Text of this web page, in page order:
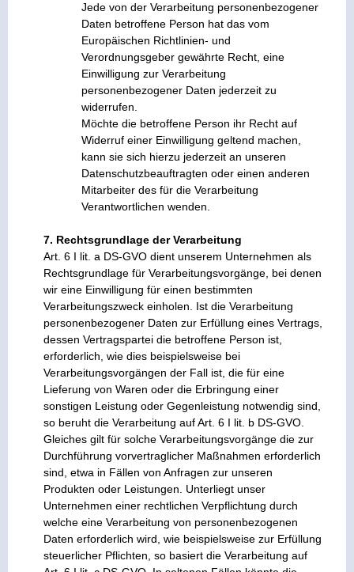
Jede von der Verarbeitung personenbezogener
Daten betroffene Person hat das vom
Europäischen Richtlinien- und
Verordnungsgeber gewährte Recht, eine
Einwilligung zur Verarbeitung
personenbezogener Daten jederzeit zu
widerrufen.
Möchte die betroffene Person ihr Recht auf
Widerruf einer Einwilligung geltend machen,
kann sie sich hierzu jederzeit an unseren
Datenschutzbeauftragten oder einen anderen
Mitarbeiter des für die Verarbeitung
Verantwortlichen wenden.
7. Rechtsgrundlage der Verarbeitung
Art. 6 I lit. a DS-GVO dient unserem Unternehmen als
Rechtsgrundlage für Verarbeitungsvorgänge, bei denen
wir eine Einwilligung für einen bestimmten
Verarbeitungszweck einholen. Ist die Verarbeitung
personenbezogener Daten zur Erfüllung eines Vertrags,
dessen Vertragspartei die betroffene Person ist,
erforderlich, wie dies beispielsweise bei
Verarbeitungsvorgängen der Fall ist, die für eine
Lieferung von Waren oder die Erbringung einer
sonstigen Leistung oder Gegenleistung notwendig sind,
so beruht die Verarbeitung auf Art. 6 I lit. b DS-GVO.
Gleiches gilt für solche Verarbeitungsvorgänge die zur
Durchführung vorvertraglicher Maßnahmen erforderlich
sind, etwa in Fällen von Anfragen zur unseren
Produkten oder Leistungen. Unterliegt unser
Unternehmen einer rechtlichen Verpflichtung durch
welche eine Verarbeitung von personenbezogenen
Daten erforderlich wird, wie beispielsweise zur Erfüllung
steuerlicher Pflichten, so basiert die Verarbeitung auf